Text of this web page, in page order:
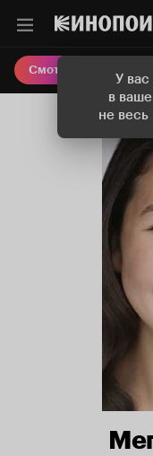
У
в
не весь
Смотреть кино